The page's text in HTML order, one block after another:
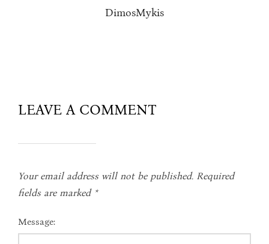
DimosMykis
LEAVE A COMMENT
Your email address will not be published. Required
fields are marked *
Message: